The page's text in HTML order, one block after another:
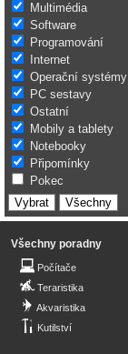
Multimédia
Software
Programování
Internet
Operační systémy
PC sestavy
Ostatní
Mobily a tablety
Notebooky
Připomínky
Pokec
Všechny poradny
Počítače
Teraristika
Akvaristika
Kutilství